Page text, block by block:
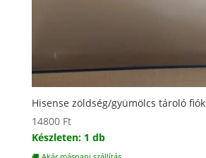
Hisense zöldség/gyümölcs tároló fiók
14800 Ft
Készleten: 1 db